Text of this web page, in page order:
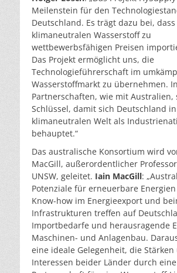
Meilenstein für den
Deutschland. Es trägt dazu bei,
klimaneutralen Wasserstoff zu
wettbewerbsfähigen Preisen
Das Projekt ermöglicht uns, die
Technologieführerschaft im
Wasserstoffmarkt zu übernehmen.
Partnerschaften, wie mit Australien,
Schlüssel, damit sich Deutschland
klimaneutralen Welt als
behauptet.“
Das australische Konsortium wird
MacGill, außerordentlicher
UNSW, geleitet. Iain MacGill:
Potenziale für erneuerbare
Know-how im Energieexport und
Infrastrukturen treffen auf
Importbedarfe und herausragende
Maschinen- und Anlagenbau.
eine ideale Gelegenheit, die Stärken
Interessen beider Länder durch eine